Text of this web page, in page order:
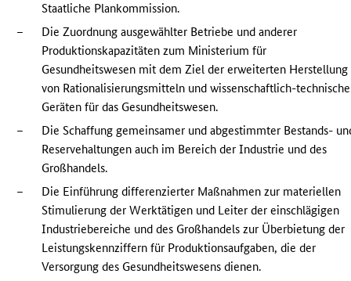
Staatliche Plankommission.
–
Die Zuordnung ausgewählter Betriebe und anderer
Produktionskapazitäten zum Ministerium für
Gesundheitswesen mit dem Ziel der erweiterten Herstellung
von Rationalisierungsmitteln und wissenschaftlich-
Geräten für das Gesundheitswesen.
–
Die Schaffung gemeinsamer und abgestimmter Bestands-
Reservehaltungen auch im Bereich der Industrie und des
Großhandels.
–
Die Einführung differenzierter Maßnahmen zur materiellen
Stimulierung der Werktätigen und Leiter der einschlägigen
Industriebereiche und des Großhandels zur Überbietung der
Leistungskennziffern für Produktionsaufgaben, die der
Versorgung des Gesundheitswesens dienen.